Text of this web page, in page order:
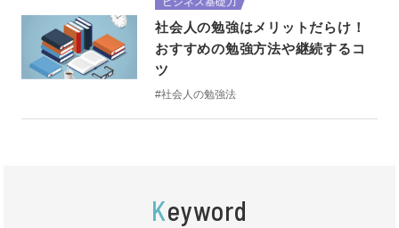
社会人の勉強はメリットだらけ！
おすすめの勉強方法や継続するコ
ツ
#社会人の勉強法
Keyword